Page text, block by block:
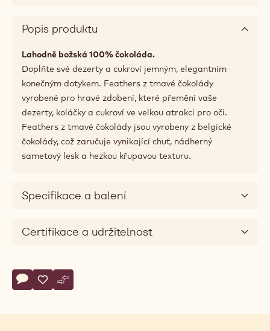
Popis produktu
Lahodně božská 100% čokoláda.
Doplňte své dezerty a cukroví jemným, elegantním
konečným dotykem. Feathers z tmavé čokolády
vyrobené pro hravé zdobení, které přemění vaše
dezerty, koláčky a cukroví ve velkou atrakci pro oči.
Feathers z tmavé čokolády jsou vyrobeny z belgické
čokolády, což zaručuje vynikající chuť, nádherný
sametový lesk a hezkou křupavou texturu.
Specifikace a balení
Certifikace a udržitelnost
Actions
Napsat komentář
- Feathers
Uložit
- Feathers
Srovnat
- Feathers